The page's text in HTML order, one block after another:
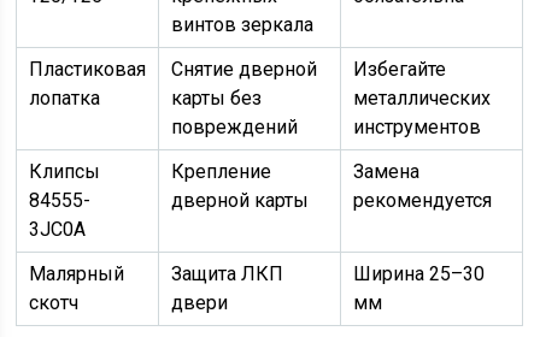
винтов зеркала
Пластиковая
лопатка
Снятие дверной
карты без
повреждений
Избегайте
металлических
инструментов
Клипсы
84555-
3JC0A
Крепление
дверной карты
Замена
рекомендуется
Малярный
скотч
Защита ЛКП
двери
Ширина 25–30
мм